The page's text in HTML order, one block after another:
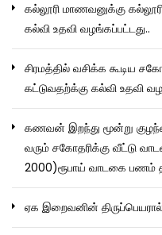
கல்லூரி மாணவனுக்கு
கல்வி உதவி வழங்கப்பட்டது..
சிரமத்தில் வசிக்க கூடிய
கட்டுவதற்க்கு கல்வி உதவி
கணவன் இறந்து மூன்று
வரும் சகோதரிக்கு வீட்டு
2000)ரூபாய் வாடகை பணம்
ஏக இறைவனின்